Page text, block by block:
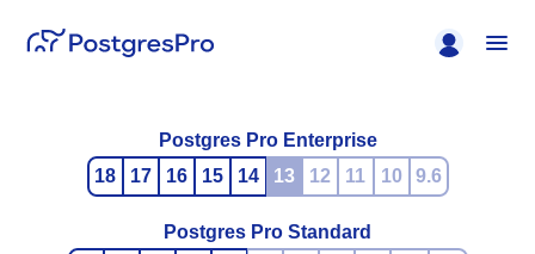
Postgres Pro Enterprise
18
17 16 15 14 13 12 11 10 9.6
Postgres Pro Standard